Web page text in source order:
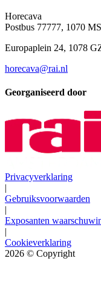
Horecava
Postbus 77777, 1070
Europaplein 24, 1078
horecava@rai.nl
Georganiseerd door
Privacyverklaring
|
Gebruiksvoorwaarden
|
Exposanten
|
Cookieverklaring
2026 © Copyright